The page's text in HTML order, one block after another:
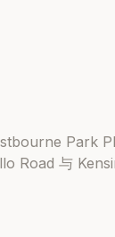
Park
Road 与